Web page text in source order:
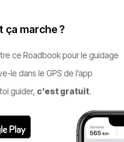
ça marche ?
ce Roadbook pour le guidage
le dans le GPS de l’app
guider, c’est gratuit.